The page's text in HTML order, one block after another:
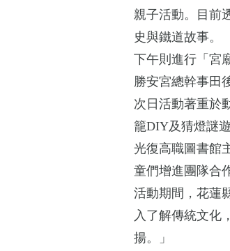
親子活動。目前
史與鐵道故事。
下午則進行「宮
勝安宮總幹事田
次日活動著重於
籠DIY及猜燈謎
光復高職圖書館
童們增進團隊合
活動期間，花蓮
入了解傳統文化
揚。」